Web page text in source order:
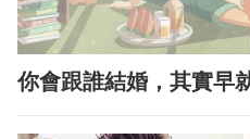
你會跟誰結婚，其實早